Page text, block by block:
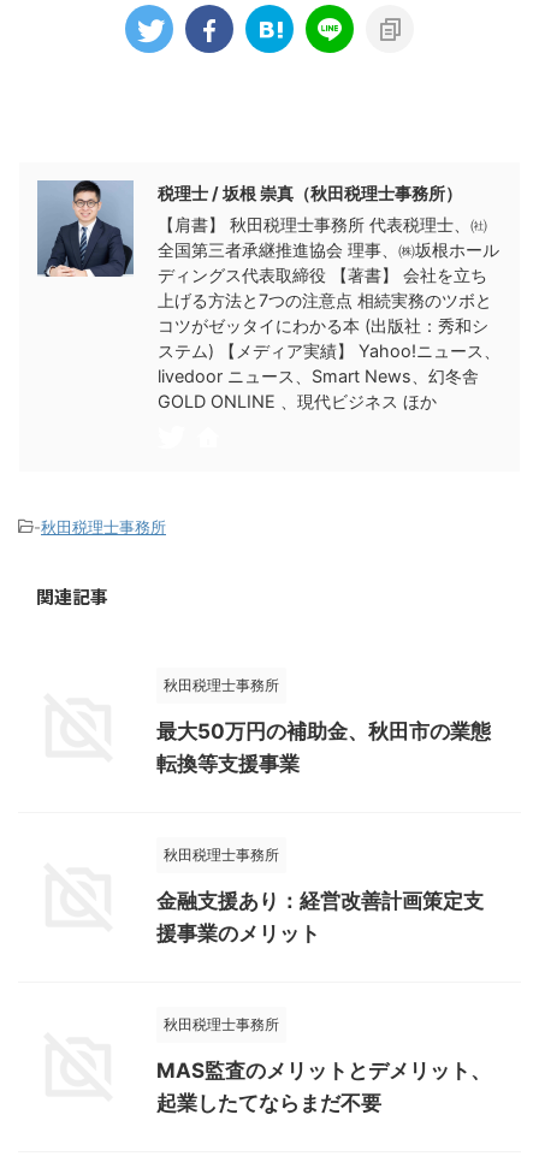
税理士 / 坂根 崇真（秋田税理士事務所）
【肩書】 秋田税理士事務所 代表税理士、㈳
全国第三者承継推進協会 理事、㈱坂根ホール
ディングス代表取締役 【著書】 会社を立ち
上げる方法と7つの注意点 相続実務のツボと
コツがゼッタイにわかる本 (出版社：秀和シ
ステム) 【メディア実績】 Yahoo!ニュース、
livedoor ニュース、Smart News、幻冬舎
GOLD ONLINE 、現代ビジネス ほか
-秋田税理士事務所
関連記事
秋田税理士事務所
最大50万円の補助金、秋田市の業態
転換等支援事業
秋田税理士事務所
金融支援あり：経営改善計画策定支
援事業のメリット
秋田税理士事務所
MAS監査のメリットとデメリット、
起業したてならまだ不要